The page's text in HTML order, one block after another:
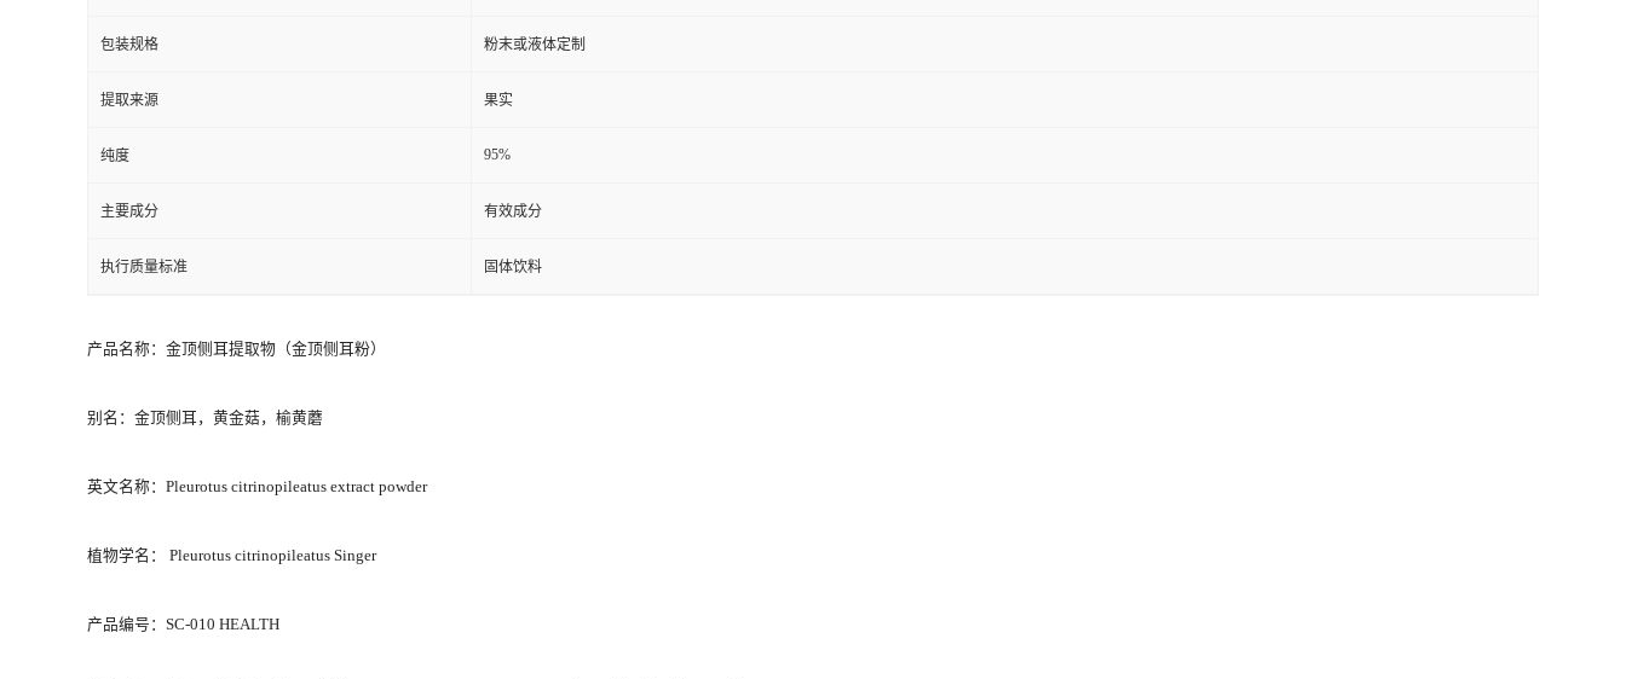
包装规格 粉末或液体定制
提取来源 果实
纯度 95%
主要成分 有效成分
执行质量标准 固体饮料
产品名称：金顶侧耳提取物（金顶侧耳粉）
别名：金顶侧耳，黄金菇，榆黄蘑
英文名称：Pleurotus citrinopileatus extract powder
植物学名： Pleurotus citrinopileatus Singer
产品编号：SC-010 HEALTH